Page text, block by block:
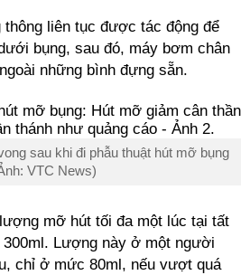
thông liên tục được tác động để
bụng, sau đó, máy bơm chân
những bình đựng sẵn.
sau khi đi phẫu thuật hút mỡ bụng
VTC News)
mỡ hút tối đa một lúc tại tất
300ml. Lượng này ở một người
chỉ ở mức 80ml, nếu vượt quá